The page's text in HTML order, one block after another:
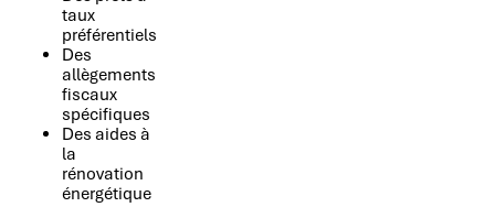
taux
préférentiels
Des
allègements
fiscaux
spécifiques
Des aides à
la
rénovation
énergétique